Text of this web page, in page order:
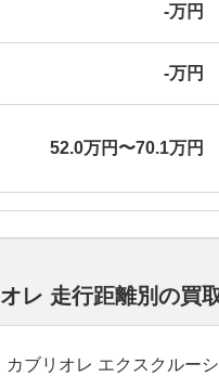
-万円
-万円
52.0万円〜70.1万円
レ 走行距離別の買
ブリオレ エクスクルー